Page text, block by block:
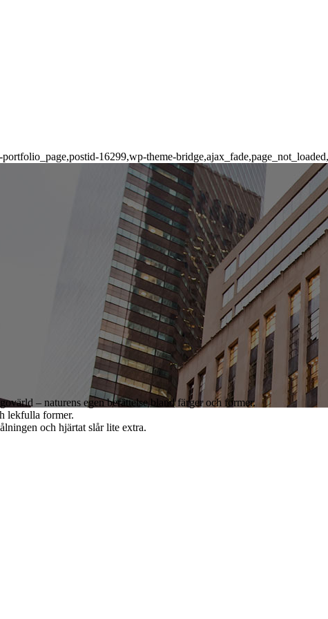
16299,wp-theme-
– naturens egen berättelse bland färger och former.
lekfulla former.
och hjärtat slår lite extra.